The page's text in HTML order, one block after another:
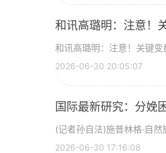
和讯高璐明：注意！
和讯高璐明：注意！关键变
2026-06-30 20:05:07
国际最新研究：分娩
(记者孙自法)施普林格·自
2026-06-30 17:16:08